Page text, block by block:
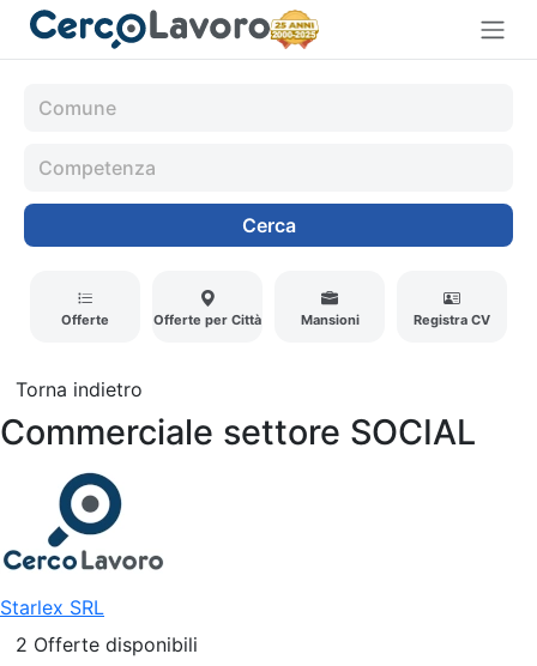
Cerca
Offerte Offerte per Città Mansioni Registra CV
Torna indietro
Commerciale settore SOCIAL
Starlex SRL
2 Offerte disponibili